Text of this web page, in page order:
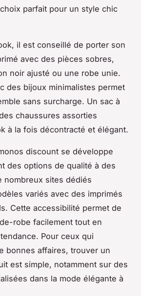
parfait pour un style chic
il est conseillé de porter son
avec des pièces sobres,
noir ajusté ou une robe unie.
des bijoux minimalistes permet
sans surcharge. Un sac à
chaussures assorties
à la fois décontracté et élégant.
discount se développe
des options de qualité à des
nombreux sites dédiés
variés avec des imprimés
Cette accessibilité permet de
robe facilement tout en
Pour ceux qui
bonnes affaires, trouver un
est simple, notamment sur des
dans la mode élégante à